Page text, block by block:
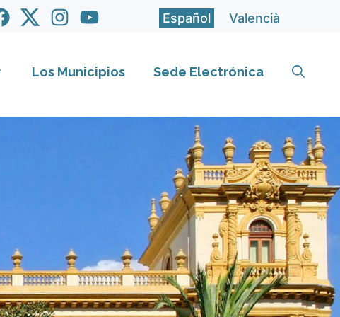
Español Valencià
Los Municipios Sede Electrónica